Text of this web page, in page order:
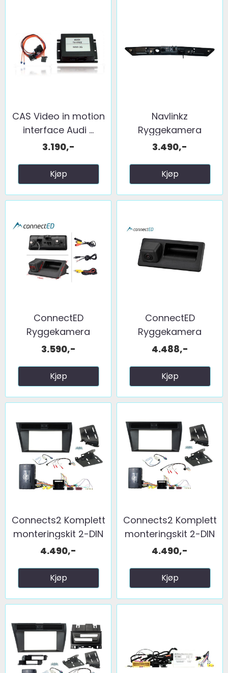
CAS Video in motion
interface Audi ...
3.190,-
Kjøp
Navlinkz
Ryggekamera
(håndtak) (CVBS) ...
3.490,-
Kjøp
ConnectED
Ryggekamera
(håndtak) (CVBS) ...
3.590,-
Kjøp
ConnectED
Ryggekamera
(håndtak) (CVBS) ...
4.488,-
Kjøp
Connects2 Komplett
monteringskit 2-DIN
...
4.490,-
Kjøp
Connects2 Komplett
monteringskit 2-DIN
...
4.490,-
Kjøp